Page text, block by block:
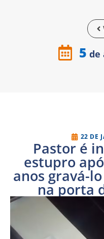
5 de
22 DE
Pastor é
estupro
anos gravá-
na porta